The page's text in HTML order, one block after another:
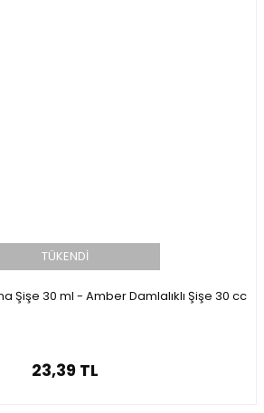
TÜKENDİ
Şişe 30 ml - Amber Damlalıklı Şişe 30 cc
23,39 TL